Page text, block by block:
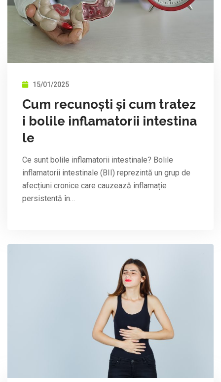
15/01/2025
Cum recunoști și cum tratez
i bolile inflamatorii intestina
le
Ce sunt bolile inflamatorii intestinale? Bolile
inflamatorii intestinale (BII) reprezintă un grup de
afecțiuni cronice care cauzează inflamație
persistentă în…